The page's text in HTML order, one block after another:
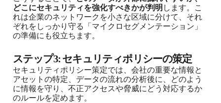
どこにセキュリティを強化すべきかが判明 します。こ
れは企業のネットワークを小さな区域に分けて、それ
ぞれをしっかり守る「マイクロセグメンテーション」
の準備にも役立ちます。
ステップ3: セキュリティポリシーの策定
セキュリティポリシー策定では、会社の重要な情報と
アセットの特定、データの流れの分析後に、どのよう
に情報を守り、不正アクセスや脅威にどう対応するか
のルールを定めます。